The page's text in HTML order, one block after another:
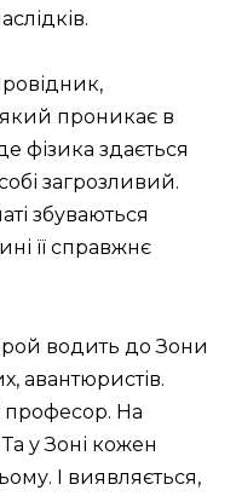
проникає в
фізика здається
загрозливий.
збуваються
її справжнє
водить до Зони
авантюристів.
професор. На
у Зоні кожен
І виявляється,